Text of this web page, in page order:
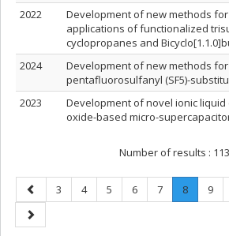
2022
Development of new methods
applications of functionalized
cyclopropanes and
2024
Development of new methods
pentafluorosulfanyl (SF5)-
2023
Development of novel ionic
oxide-based micro-
Number of results :
Previous
page
Page
3 Page
4 Page
5 Page
6 Page
7 Page
8.
Current
Page
9
Next
page